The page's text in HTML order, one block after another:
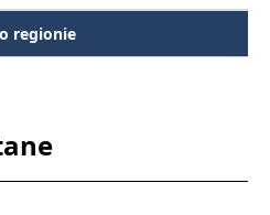
regionie